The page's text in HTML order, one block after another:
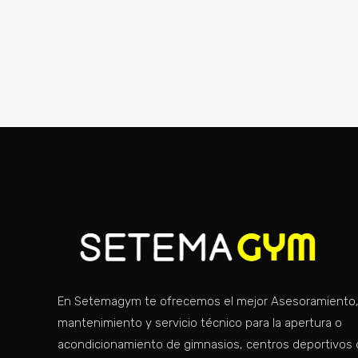
En Setemagym te ofrecemos el mejor Asesoramiento,
mantenimiento y servicio técnico para la apertura o
acondicionamiento de gimnasios, centros deportivos